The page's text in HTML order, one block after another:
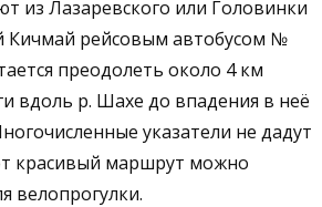
из Лазаревского или Головинки
Кичмай рейсовым автобусом №
преодолеть около 4 км
вдоль р. Шахе до впадения в неё
указатели не дадут
красивый маршрут можно
велопрогулки.